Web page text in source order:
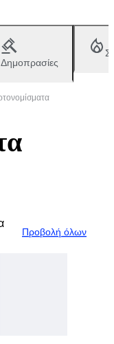
Δημοπρασίες
Προβολή όλων